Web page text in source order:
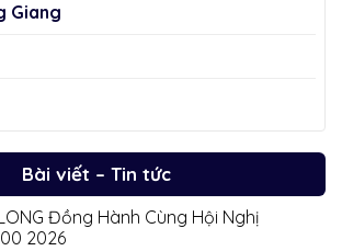
Giang
Bài viết – Tin tức
Đồng Hành Cùng Hội Nghị
2026